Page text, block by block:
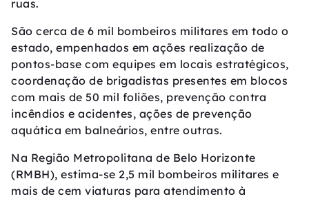
ruas.
São cerca de 6 mil bombeiros militares em todo o
estado, empenhados em ações realização de
pontos-base com equipes em locais estratégicos,
coordenação de brigadistas presentes em blocos
com mais de 50 mil foliões, prevenção contra
incêndios e acidentes, ações de prevenção
aquática em balneários, entre outras.
Na Região Metropolitana de Belo Horizonte
(RMBH), estima-se 2,5 mil bombeiros militares e
mais de cem viaturas para atendimento à